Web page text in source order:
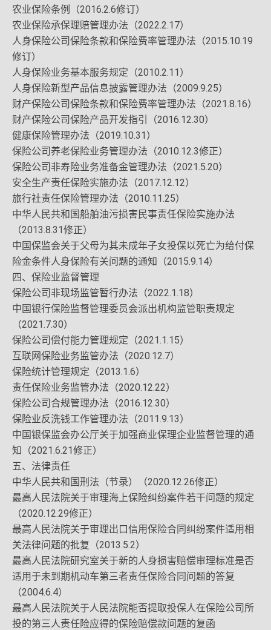
农业保险条例（2016.2.6修订）
农业保险承保理赔管理办法（2022.2.17）
人身保险公司保险条款和保险费率管理办法（2015.10.19
修订）
人身保险业务基本服务规定（2010.2.11）
人身保险新型产品信息披露管理办法（2009.9.25）
财产保险公司保险条款和保险费率管理办法（2021.8.16）
财产保险公司保险产品开发指引（2016.12.30）
健康保险管理办法（2019.10.31）
保险公司养老保险业务管理办法（2010.12.3修正）
保险公司非寿险业务准备金管理办法（2021.5.20）
安全生产责任保险实施办法（2017.12.12）
旅行社责任保险管理办法（2010.11.25）
中华人民共和国船舶油污损害民事责任保险实施办法
（2013.8.31修正）
中国保监会关于父母为其未成年子女投保以死亡为给付保
险金条件人身保险有关问题的通知（2015.9.14）
四、保险业监督管理
保险公司非现场监管暂行办法（2022.1.18）
中国银行保险监督管理委员会派出机构监管职责规定
（2021.7.30）
保险公司偿付能力管理规定（2021.1.15）
互联网保险业务监管办法（2020.12.7）
保险统计管理规定（2013.1.6）
责任保险业务监管办法（2020.12.22）
保险公司合规管理办法（2016.12.30）
保险业反洗钱工作管理办法（2011.9.13）
中国银保监会办公厅关于加强商业保理企业监督管理的通
知（2021.6.21修正）
五、法律责任
中华人民共和国刑法（节录）（2020.12.26修正）
最高人民法院关于审理海上保险纠纷案件若干问题的规定
（2020.12.29修正）
最高人民法院关于审理出口信用保险合同纠纷案件适用相
关法律问题的批复（2013.5.2）
最高人民法院研究室关于新的人身损害赔偿审理标准是否
适用于未到期机动车第三者责任保险合同问题的答复
（2004.6.4）
最高人民法院关于人民法院能否提取投保人在保险公司所
投的第三人责任险应得的保险赔偿款问题的复函